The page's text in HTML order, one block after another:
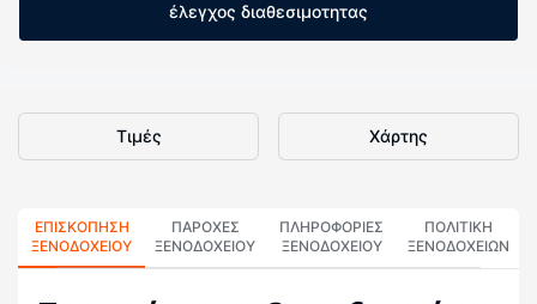
έλεγχος διαθεσιμοτητας
Τιμές Χάρτης
ΕΠΙΣΚΌΠΗΣΗ
ΞΕΝΟΔΟΧΕΊΟΥ
ΠΑΡΟΧΕΣ
ΞΕΝΟΔΟΧΕΙΟΥ
ΠΛΗΡΟΦΟΡΊΕΣ
ΞΕΝΟΔΟΧΕΊΟΥ
ΠΟΛΙΤΙΚΗ
ΞΕΝΟΔΟΧΕΊΩΝ